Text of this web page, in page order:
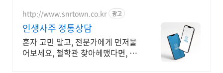
http://www.snrtown.co.kr 광고
인생사주 정통상담
혼자 고민 말고, 전문가에게 먼저물
어보세요, 철학관 찾아헤맸다면, 여